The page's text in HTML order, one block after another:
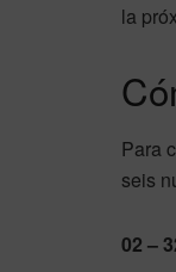
la
Para
seis
02 –